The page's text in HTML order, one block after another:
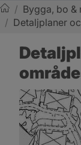
Sotenäs kommun
/ Bygga, bo &
/ Detaljplaner